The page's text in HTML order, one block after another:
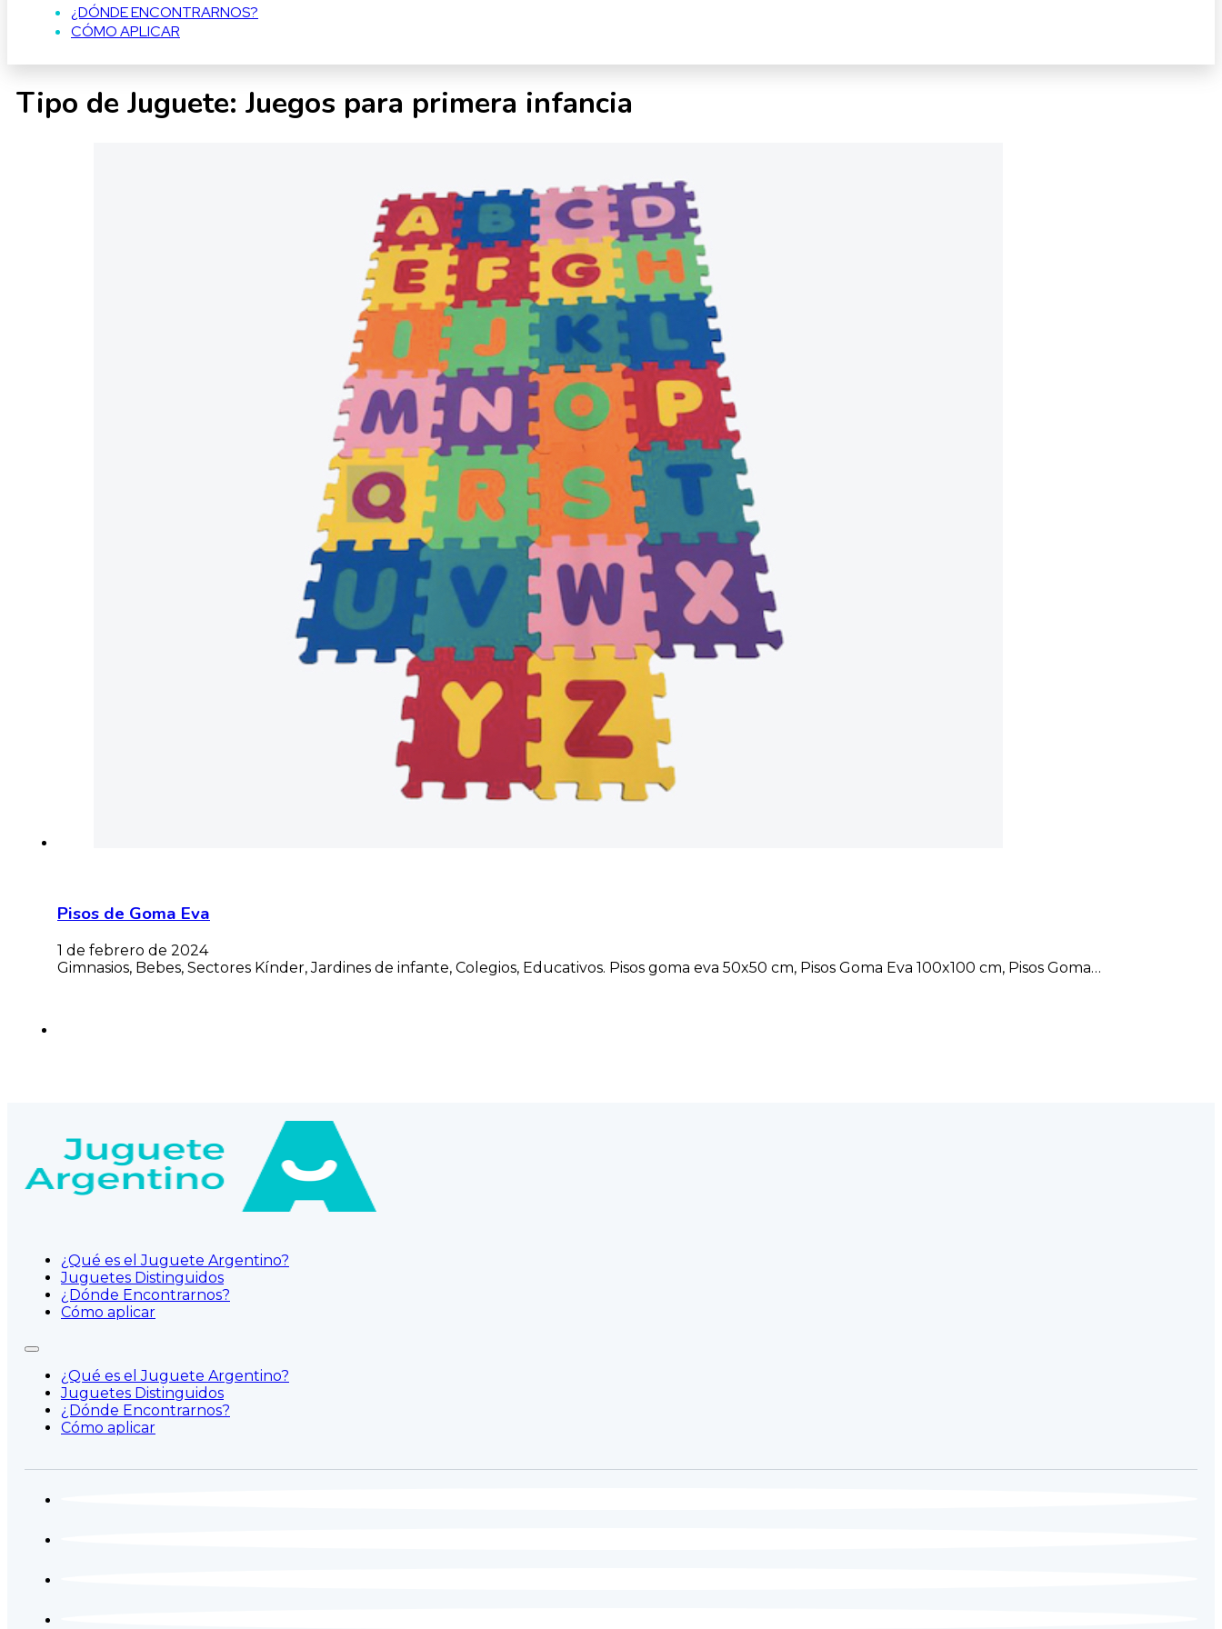
¿DÓNDE ENCONTRARNOS?
CÓMO APLICAR
Tipo de Juguete: Juegos para primera infancia
Pisos de Goma Eva
1 de febrero de 2024
Gimnasios, Bebes, Sectores Kínder, Jardines de infante, Colegios, Educativos. Pisos goma eva 50x50 cm, Pisos Goma Eva 100x100 cm, Pisos Goma…
¿Qué es el Juguete Argentino?
Juguetes Distinguidos
¿Dónde Encontrarnos?
Cómo aplicar
¿Qué es el Juguete Argentino?
Juguetes Distinguidos
¿Dónde Encontrarnos?
Cómo aplicar